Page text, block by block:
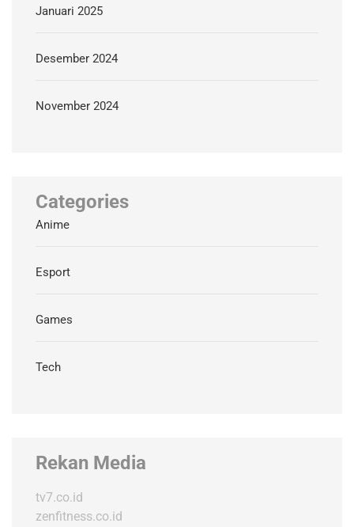
Januari 2025
Desember 2024
November 2024
Categories
Anime
Esport
Games
Tech
Rekan Media
tv7.co.id
zenfitness.co.id